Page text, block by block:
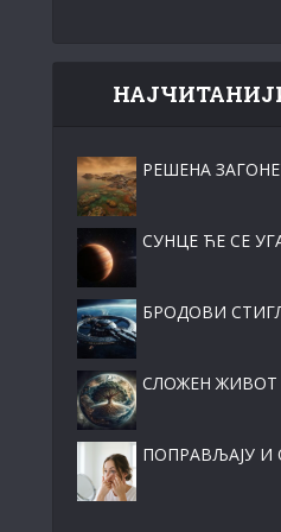
РЕШЕНА
СУНЦЕ ЋЕ СЕ
БРОДОВИ
СЛОЖЕН ЖИВОТ
ПОПРАВЉАЈУ И